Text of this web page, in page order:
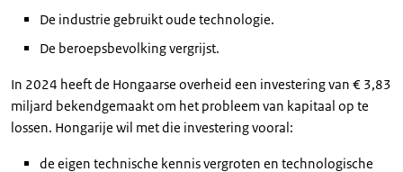
De industrie gebruikt oude technologie.
De beroepsbevolking vergrijst.
In 2024 heeft de Hongaarse overheid een investering van € 3,83
miljard bekendgemaakt om het probleem van kapitaal op te
lossen. Hongarije wil met die investering vooral:
de eigen technische kennis vergroten en technologische